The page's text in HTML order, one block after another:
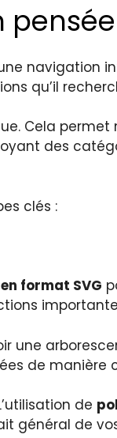
navigation
qu’il
Cela permet
des
clés :
format SVG
une
de manière
de
général de